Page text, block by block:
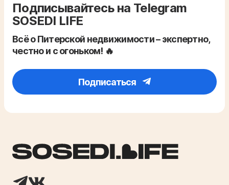
Подписывайтесь на Telegram
SOSEDI LIFE
Всё о Питерской недвижимости – экспертно,
честно и с огоньком! 🔥
Подписаться